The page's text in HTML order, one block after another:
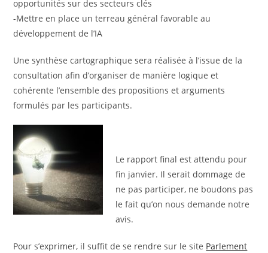
opportunités sur des secteurs clés
-Mettre en place un terreau général favorable au
développement de l’IA
Une synthèse cartographique sera réalisée à l’issue de la
consultation afin d’organiser de manière logique et
cohérente l’ensemble des propositions et arguments
formulés par les participants.
Le rapport final est attendu pour
fin janvier. Il serait dommage de
ne pas participer, ne boudons pas
le fait qu’on nous demande notre
avis.
Pour s’exprimer, il suffit de se rendre sur le site Parlement